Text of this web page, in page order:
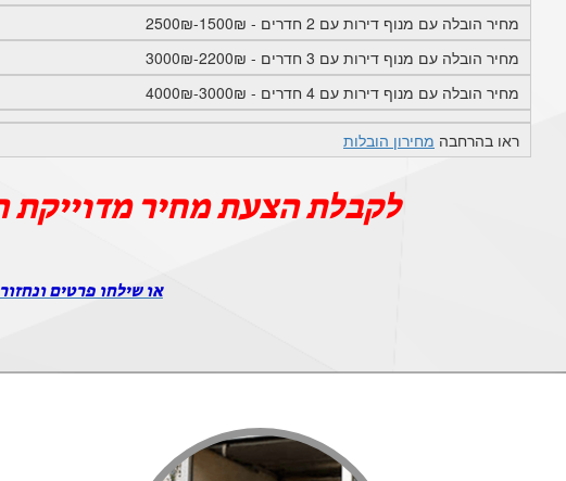
מחיר הובלה עם מנוף דירות עם 2 חדרים - 1500₪-2500₪
מחיר הובלה עם מנוף דירות עם 3 חדרים - 2200₪-3000₪
מחיר הובלה עם מנוף דירות עם 4 חדרים - 3000₪-4000₪
ראו בהרחבה מחירון הובלות
לקבלת הצעת מחיר
או שילחו פרטים